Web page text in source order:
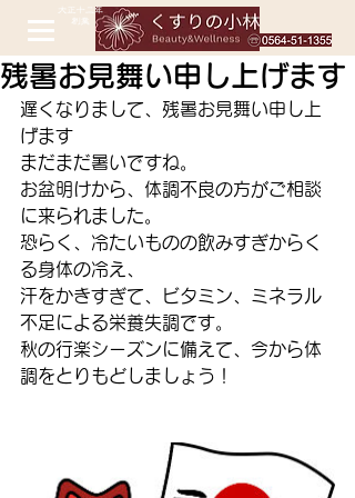
残暑お見舞い申し上げます
遅くなりまして、残暑お見舞い申し上
げます
まだまだ暑いですね。
お盆明けから、体調不良の方がご相談
に来られました。
恐らく、冷たいものの飲みすぎからく
る身体の冷え、
汗をかきすぎて、ビタミン、ミネラル
不足による栄養失調です。
秋の行楽シーズンに備えて、今から体
調をとりもどしましょう！